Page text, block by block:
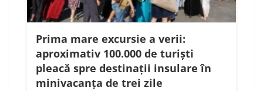
Prima mare excursie a verii:
aproximativ 100.000 de turiști
pleacă spre destinații insulare în
minivacanța de trei zile